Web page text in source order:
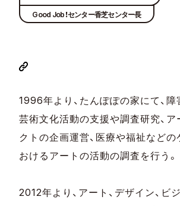
Good Job！センター香芝センター長
1996年より、たんぽぽの家にて、
芸術文化活動の支援や調査研究、ア
クトの企画運営、医療や福祉など
おけるアートの活動の調査を行う。
2012年より、アート、デザイン、ビ